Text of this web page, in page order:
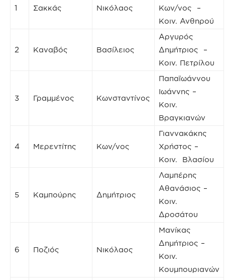
1 Σακκάς Νικόλαος
Κων/νος –
Κοιν. Ανθηρού
2 Καναβός Βασίλειος
Αργυρός
Δημήτριος –
Κοιν. Πετρίλου
3 Γραμμένος Κωνσταντίνος
Παπαϊωάννου
Ιωάννης –
Κοιν.
Βραγκιανών
4 Μερεντίτης Κων/νος
Γιαννακάκης
Χρήστος –
Κοιν. Βλασίου
5 Καμπούρης Δημήτριος
Λαμπέρης
Αθανάσιος –
Κοιν.
Δροσάτου
6 Ποζιός Νικόλαος
Μανίκας
Δημήτριος –
Κοιν.
Κουμπουριανών